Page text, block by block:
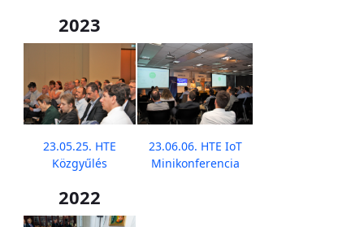
2023
23.05.25. HTE
Közgyűlés
23.06.06. HTE IoT
Minikonferencia
2022